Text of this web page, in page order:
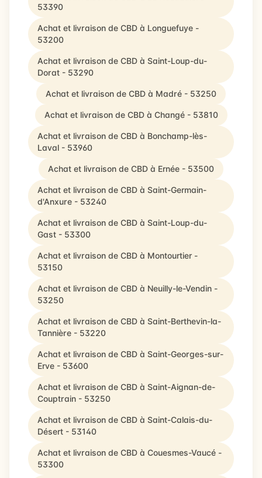
53390
Achat et livraison de CBD à Longuefuye -
53200
Achat et livraison de CBD à Saint-Loup-du-
Dorat - 53290
Achat et livraison de CBD à Madré - 53250
Achat et livraison de CBD à Changé - 53810
Achat et livraison de CBD à Bonchamp-lès-
Laval - 53960
Achat et livraison de CBD à Ernée - 53500
Achat et livraison de CBD à Saint-Germain-
d'Anxure - 53240
Achat et livraison de CBD à Saint-Loup-du-
Gast - 53300
Achat et livraison de CBD à Montourtier -
53150
Achat et livraison de CBD à Neuilly-le-Vendin -
53250
Achat et livraison de CBD à Saint-Berthevin-la-
Tannière - 53220
Achat et livraison de CBD à Saint-Georges-sur-
Erve - 53600
Achat et livraison de CBD à Saint-Aignan-de-
Couptrain - 53250
Achat et livraison de CBD à Saint-Calais-du-
Désert - 53140
Achat et livraison de CBD à Couesmes-Vaucé -
53300